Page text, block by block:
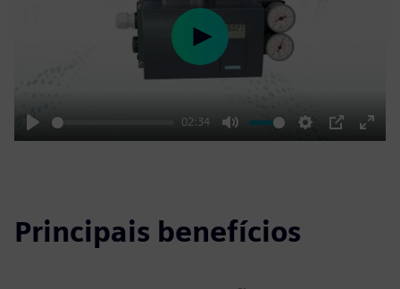
Play
02:34
Mute Settings
PIP
Enter
Play
Principais benefícios